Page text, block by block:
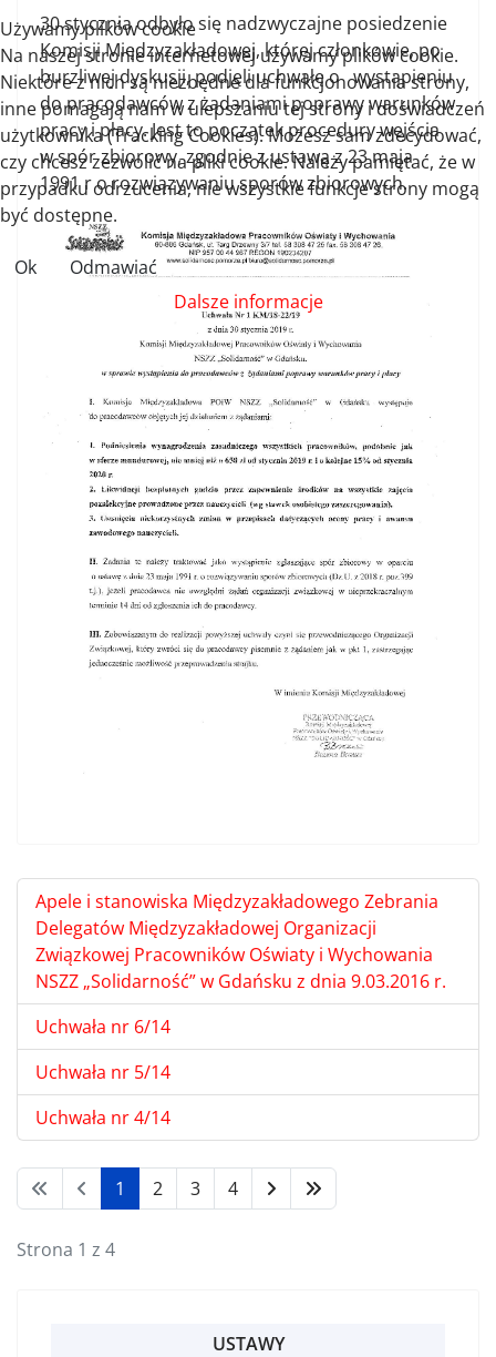
30 stycznia odbyło się nadzwyczajne posiedzenie
Komisji Międzyzakładowej, której członkowie, po
burzliwej dyskusji, podjęli uchwałę o wystąpieniu
do pracodawców z żądaniami poprawy warunków
pracy i płacy. Jest to początek procedury wejścia
w spór zbiorowy, zgodnie z ustawą z 23 maja
1991 r o rozwiązywaniu sporów zbiorowych.
Apele i stanowiska Międzyzakładowego Zebrania
Delegatów Międzyzakładowej Organizacji
Związkowej Pracowników Oświaty i Wychowania
NSZZ „Solidarność” w Gdańsku z dnia 9.03.2016 r.
Uchwała nr 6/14
Uchwała nr 5/14
Uchwała nr 4/14
1 2 3 4
Strona 1 z 4
USTAWY
Używamy plików cookie
Na naszej stronie internetowej używamy plików cookie.
Niektóre z nich są niezbędne dla funkcjonowania strony,
inne pomagają nam w ulepszaniu tej strony i doświadczeń
użytkownika (Tracking Cookies). Możesz sam zdecydować,
czy chcesz zezwolić na pliki cookie. Należy pamiętać, że w
przypadku odrzucenia, nie wszystkie funkcje strony mogą
być dostępne.
Ok
Odmawiać
Dalsze informacje